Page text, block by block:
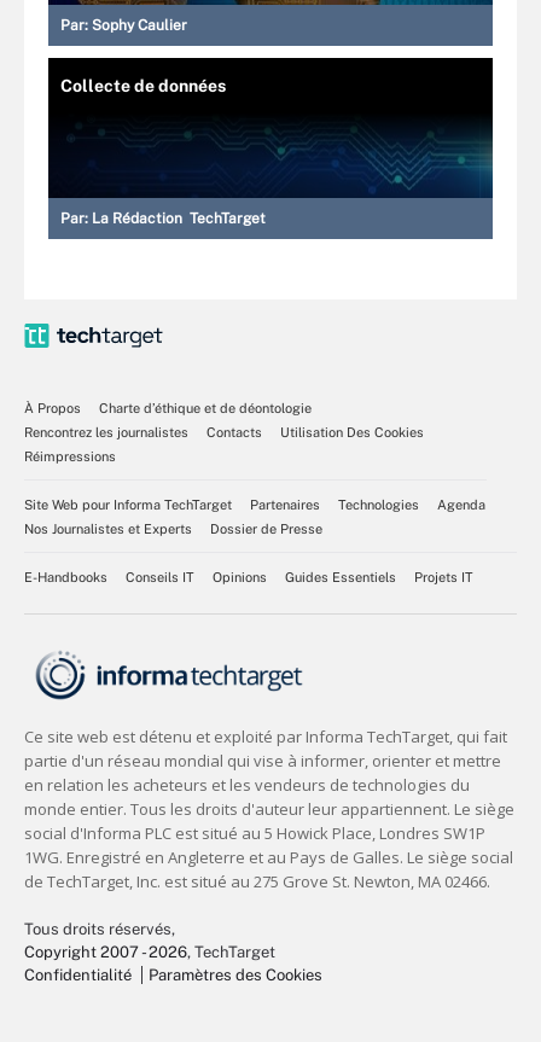
Par: Sophy Caulier
Collecte de données
Par: La Rédaction TechTarget
À Propos
Charte d’éthique et de déontologie
Rencontrez les journalistes
Contacts
Utilisation Des Cookies
Réimpressions
Site Web pour Informa TechTarget Partenaires Technologies
Agenda
Nos Journalistes et Experts
Dossier de Presse
E-Handbooks Conseils IT Opinions Guides Essentiels Projets IT
Tous droits réservés,
Copyright 2007 - 2026, TechTarget
Confidentialité
Paramètres des Cookies